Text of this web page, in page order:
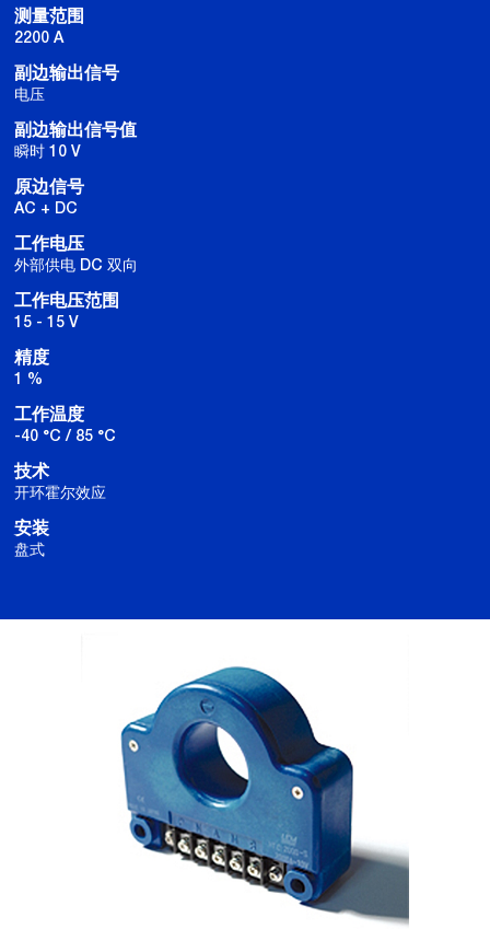
测量范围
2200 A
副边输出信号
电压
副边输出信号值
瞬时 10 V
原边信号
AC + DC
工作电压
外部供电 DC 双向
工作电压范围
15 - 15 V
精度
1 %
工作温度
-40 °C / 85 °C
技术
开环霍尔效应
安装
盘式